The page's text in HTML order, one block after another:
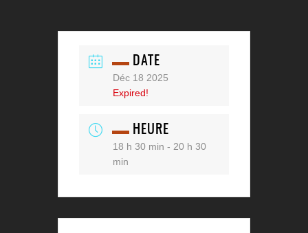
DATE
Déc 18 2025
Expired!
HEURE
18 h 30 min - 20 h 30
min